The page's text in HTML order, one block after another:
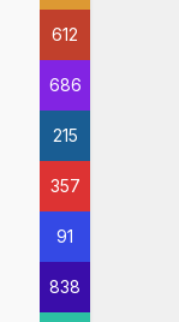
612
686
215
357
91
838